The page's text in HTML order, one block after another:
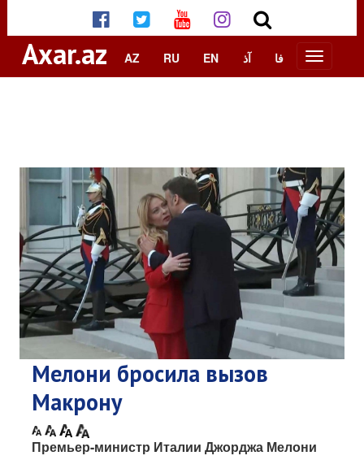
Axar.az AZ RU EN آذ فا
Мелони бросила вызов
Макрону
Премьер-министр Италии Джорджа Мелони